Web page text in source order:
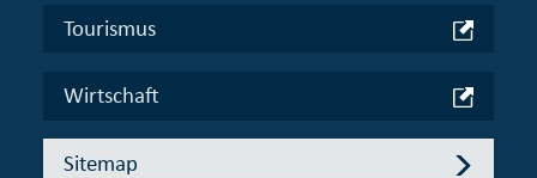
Tourismus
Wirtschaft
Sitemap